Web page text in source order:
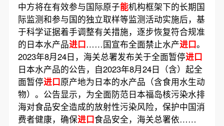
中方将在有效参与国际原子能机构框架下的长期国
际监测和参与国的独立取样等监测活动实施后，基
于科学证据着手调整有关措施，逐步恢复符合规准
的日本水产品进口……国宣布全面禁止水产进口。
2023年8月24日，海关总署发布关于全面暂停进口
日本水产品的公告，自2023年8月24日（含）起全
面暂停进口原产地为日本的水产品（含食用水生动
物）。公告显示，为全面防范日本福岛核污染水排
海对食品安全造成的放射性污染风险，保护中国消
费者健康，确保进口食品安全，海关总署依……